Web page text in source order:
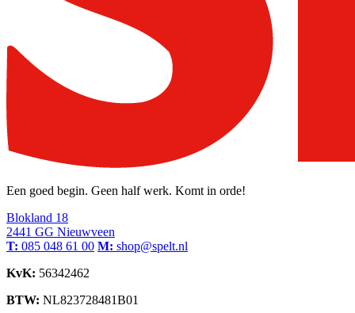
Een goed begin. Geen half werk. Komt in orde!
Blokland 18
2441 GG Nieuwveen
T: 085 048 61 00 M: shop@spelt.nl
KvK: 56342462
BTW: NL823728481B01